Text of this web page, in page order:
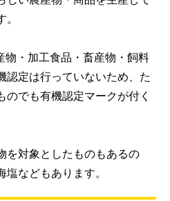
物・加工食品・畜産物・飼料
認定は行っていないため、た
のでも有機認定マークが付く
を対象としたものもあるの
などもあります。